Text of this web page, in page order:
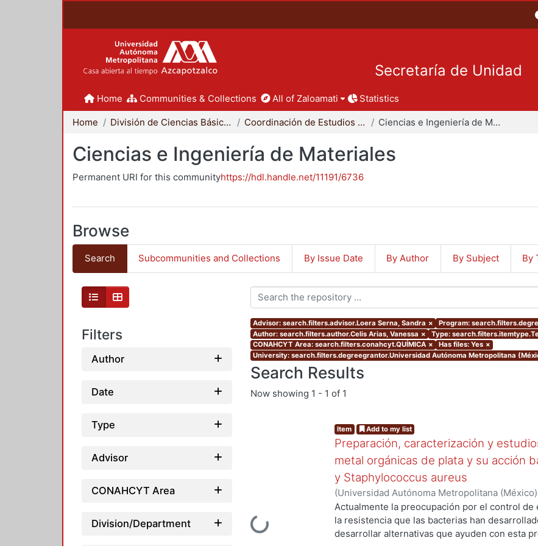
Secretaría de Unidad
Home Communities & Collections All of Zaloamati Statistics
Home División de Ciencias Básicas e Ingeniería Coordinación de Estudios de Posgrado - CBI Ciencias e Ingeniería de Materiales
Ciencias e Ingeniería de Materiales
Permanent URI for this communityhttps://hdl.handle.net/11191/6736
Browse
Search Subcommunities and Collections By Issue Date By Author By Subject By
Filters
Author
Date
Type
Advisor
CONAHCYT Area
Division/Department
Advisor: search.filters.advisor.Loera Serna, Sandra × Program:
Author: search.filters.author.Celis Arias, Vanessa × Type:
CONAHCYT Area: search.filters.conahcyt.QUÍMICA × Has files: Yes ×
University: search.filters.degreegrantor.Universidad Autónoma Metropolitana
Search Results
Now showing 1 - 1 of 1
Item Add to my list
Preparación, caracterización y
metal orgánicas de plata y su acción
y Staphylococcus aureus
(Universidad Autónoma Metropolitana
de Servicios de Información., 2019-06)Celis
Actualmente la preocupación por el control
la resistencia que las bacterias han
desarrollar alternativas que ayuden con esta